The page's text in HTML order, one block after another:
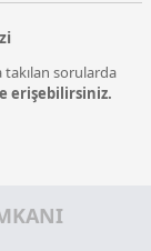
takılan sorularda
erişebilirsiniz.